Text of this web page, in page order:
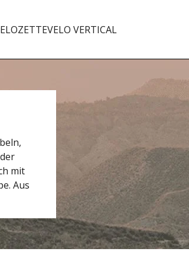
VELO VERTICAL
mit
Aus